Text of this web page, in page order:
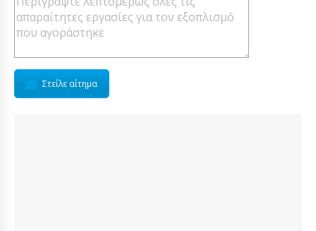
Στείλε αίτημα